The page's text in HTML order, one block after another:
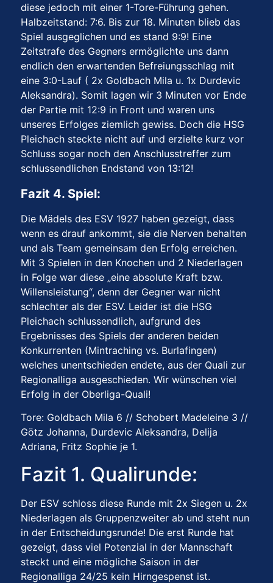
diese jedoch mit einer 1-Tore-Führung gehen.
Halbzeitstand: 7:6. Bis zur 18. Minuten blieb das
Spiel ausgeglichen und es stand 9:9! Eine
Zeitstrafe des Gegners ermöglichte uns dann
endlich den erwartenden Befreiungsschlag mit
eine 3:0-Lauf ( 2x Goldbach Mila u. 1x Durdevic
Aleksandra). Somit lagen wir 3 Minuten vor Ende
der Partie mit 12:9 in Front und waren uns
unseres Erfolges ziemlich gewiss. Doch die HSG
Pleichach steckte nicht auf und erzielte kurz vor
Schluss sogar noch den Anschlusstreffer zum
schlussendlichen Endstand von 13:12!
Fazit 4. Spiel:
Die Mädels des ESV 1927 haben gezeigt, dass
wenn es drauf ankommt, sie die Nerven behalten
und als Team gemeinsam den Erfolg erreichen.
Mit 3 Spielen in den Knochen und 2 Niederlagen
in Folge war diese „eine absolute Kraft bzw.
Willensleistung“, denn der Gegner war nicht
schlechter als der ESV. Leider ist die HSG
Pleichach schlussendlich, aufgrund des
Ergebnisses des Spiels der anderen beiden
Konkurrenten (Mintraching vs. Burlafingen)
welches unentschieden endete, aus der Quali zur
Regionalliga ausgeschieden. Wir wünschen viel
Erfolg in der Oberliga-Quali!
Tore: Goldbach Mila 6 // Schobert Madeleine 3 //
Götz Johanna, Durdevic Aleksandra, Delija
Adriana, Fritz Sophie je 1.
Fazit 1. Qualirunde:
Der ESV schloss diese Runde mit 2x Siegen u. 2x
Niederlagen als Gruppenzweiter ab und steht nun
in der Entscheidungsrunde! Die erst Runde hat
gezeigt, dass viel Potenzial in der Mannschaft
steckt und eine mögliche Saison in der
Regionalliga 24/25 kein Hirngespenst ist.